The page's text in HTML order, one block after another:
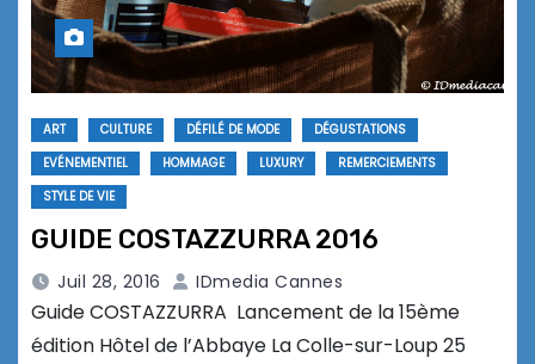
ART CULTURE DÉFILÉ DE MODE
DÉGUSTATIONS
EVÉNEMENTIEL
HOMMAGE LUXURY
REMERCIEMENTS
STYLE DE VIE
GUIDE COSTAZZURRA 2016
Juil 28, 2016 IDmedia Cannes
Guide COSTAZZURRA Lancement de la 15ème
édition Hôtel de l’Abbaye La Colle-sur-Loup 25